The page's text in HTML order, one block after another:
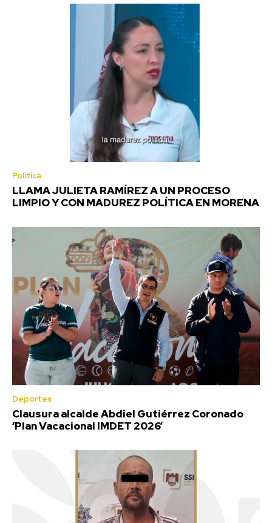
Política
LLAMA JULIETA RAMÍREZ A UN PROCESO
LIMPIO Y CON MADUREZ POLÍTICA EN MORENA
Deportes
Clausura alcalde Abdiel Gutiérrez Coronado
‘Plan Vacacional IMDET 2026’